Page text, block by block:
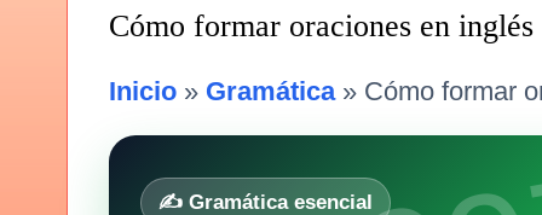
Cómo formar oraciones en inglés
Inicio » Gramática» Cómo formar
✍️ Gramática esencial